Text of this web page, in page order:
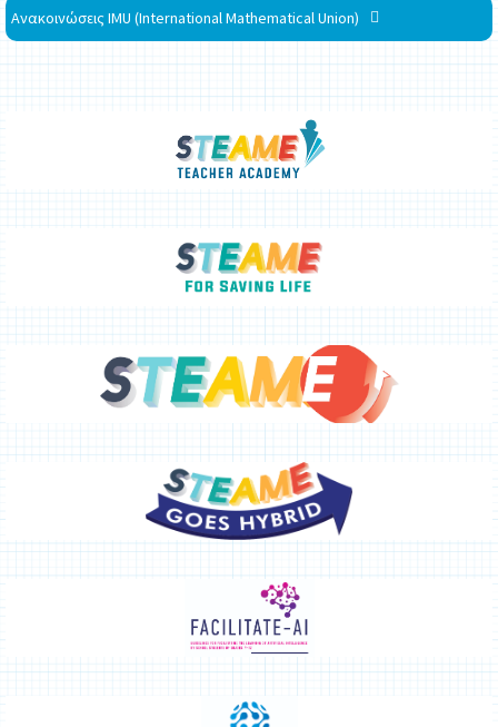
Ανακοινώσεις IMU (International Mathematical Union)